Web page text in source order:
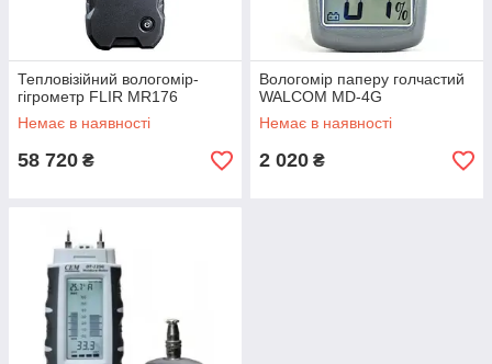
приладу вимірювання проводитися шляхом введення зонда в
матеріал (інвазійний метод). Вологоміри іншого типу
сканують проверяемая на поверхні або з використанням
спеціальної вимірювальної пластини, що не впливає на його
структуру та не призводить до пошкодження (неінвазійний
метод).
Тепловізійний вологомір-
гігрометр FLIR MR176
Немає в наявності
58 720 ₴
Вологомір паперу голчастий
WALCOM MD-4G
Немає в наявності
2 020 ₴